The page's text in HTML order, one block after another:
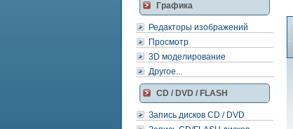
Графика
Редакторы изображений
Просмотр
3D моделирование
Другое...
CD / DVD / FLASH
Запись дисков CD / DVD